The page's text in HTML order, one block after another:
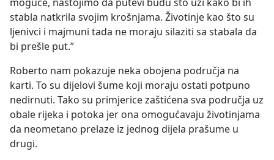
stabla natkrila svojim krošnjama. Životinje kao što su
ljenivci i majmuni tada ne moraju silaziti sa stabala da
bi prešle put.”
Roberto nam pokazuje neka obojena područja na
karti. To su dijelovi šume koji moraju ostati potpuno
nedirnuti. Tako su primjerice zaštićena sva područja uz
obale rijeka i potoka jer ona omogućavaju životinjama
da neometano prelaze iz jednog dijela prašume u
drugi.